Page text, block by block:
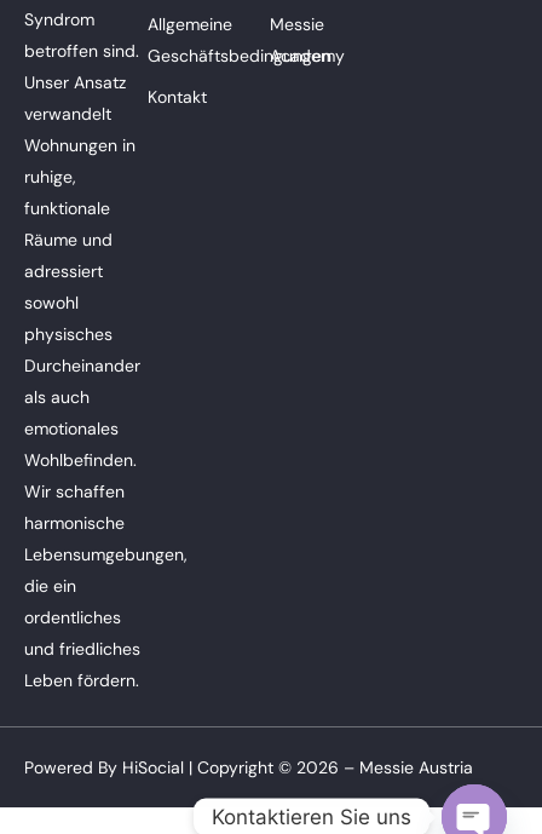
Syndrom
betroffen sind.
Unser Ansatz
verwandelt
Wohnungen in
ruhige,
funktionale
Räume und
adressiert
sowohl
physisches
Durcheinander
als auch
emotionales
Wohlbefinden.
Wir schaffen
harmonische
Lebensumgebungen,
die ein
ordentliches
und friedliches
Leben fördern.
Allgemeine
Geschäftsbedingungen
Kontakt
Messie
Academy
Powered By HiSocial | Copyright © 2026 – Messie Austria
Kontaktieren Sie uns